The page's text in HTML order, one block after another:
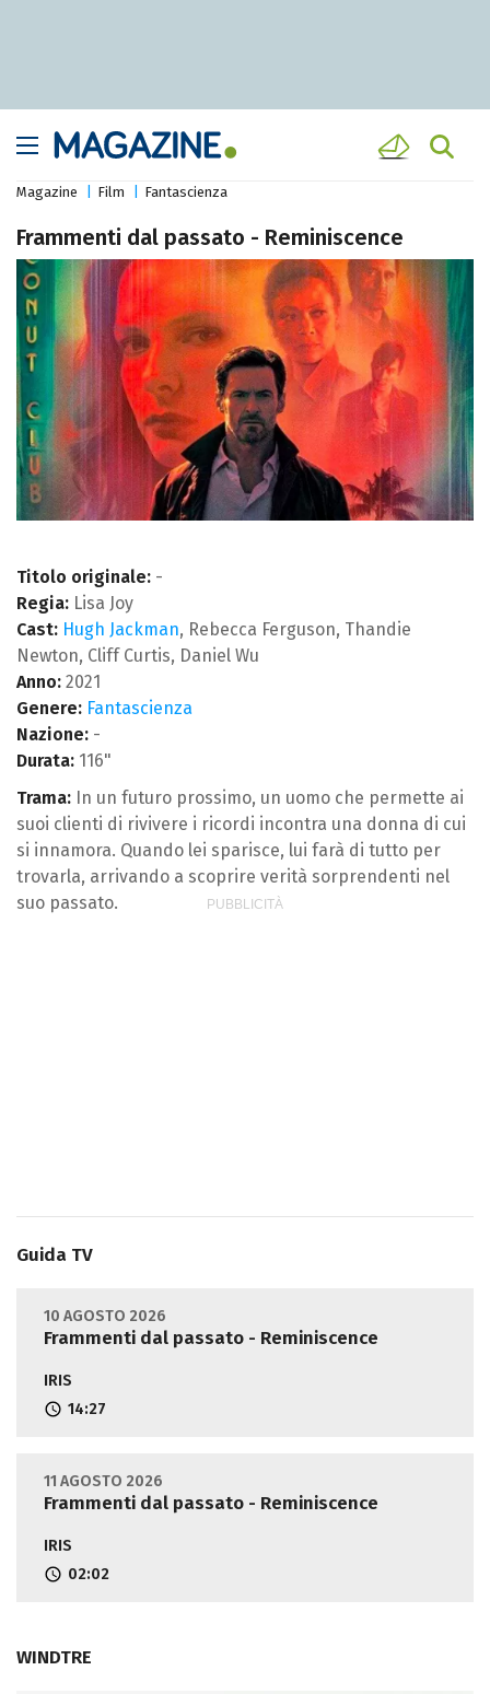
Magazine Film Fantascienza
Frammenti dal passato - Reminiscence
Titolo originale: -
Regia: Lisa Joy
Cast: Hugh Jackman, Rebecca Ferguson, Thandie
Newton, Cliff Curtis, Daniel Wu
Anno: 2021
Genere: Fantascienza
Nazione: -
Durata: 116"
Trama: In un futuro prossimo, un uomo che permette ai
suoi clienti di rivivere i ricordi incontra una donna di cui
si innamora. Quando lei sparisce, lui farà di tutto per
trovarla, arrivando a scoprire verità sorprendenti nel
suo passato.
Guida TV
10 AGOSTO 2026
Frammenti dal passato - Reminiscence
IRIS
14:27
11 AGOSTO 2026
Frammenti dal passato - Reminiscence
IRIS
02:02
WINDTRE